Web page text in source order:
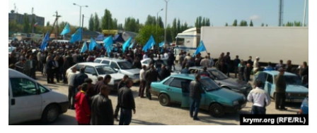
СПЕЦПРОЕКТИ
ДЕПОРТАЦІЯ
ВІДЕОУРОКИ «ELIFBE»
СВІДЧЕННЯ ОКУПАЦІЇ
УКРАЇНСЬКА ПРОБЛЕМА КРИМУ
ЯК ОБІЙТИ БЛОКУВАННЯ
Русский
Qırımtatar